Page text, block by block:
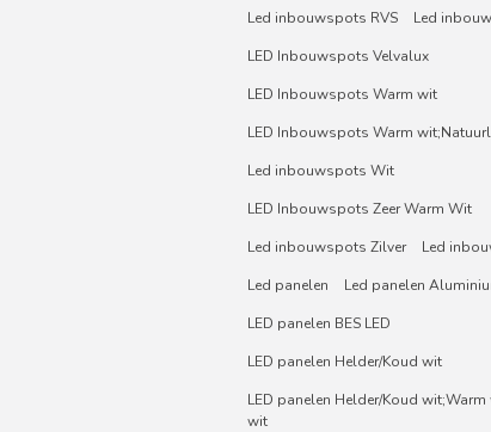
Led inbouwspots RVS
Led
LED Inbouwspots Velvalux
LED Inbouwspots Warm wit
LED Inbouwspots Warm
Led inbouwspots Wit
LED Inbouwspots Zeer Warm Wit
Led inbouwspots Zilver
Led
Led panelen
Led panelen
LED panelen BES LED
LED panelen Helder/Koud wit
LED panelen Helder/Koud
wit